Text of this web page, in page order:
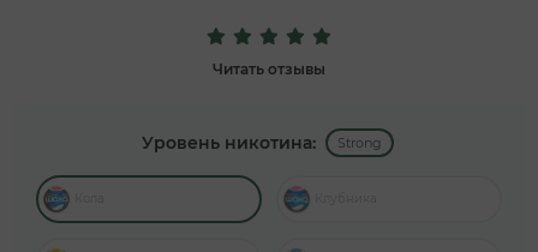
Читать отзывы
Уровень никотина: Strong